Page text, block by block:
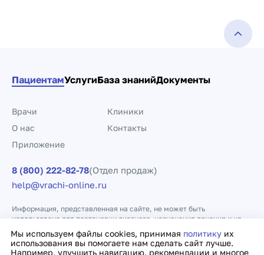
Мы используем файлы cookies, принимая политику их
использования вы помогаете нам сделать сайт лучше.
Например, улучшить навигацию, рекомендации и многое
ПациентамУслугиБаза знанийДокументы
Врачи
Клиники
О нас
Контакты
Приложение
8 (800) 222-82-78(Отдел продаж)
help@vrachi-online.ru
Информация, представленная на сайте, не может быть
использована для постановки диагноза, назначения лечения и не
заменяет прием врача.